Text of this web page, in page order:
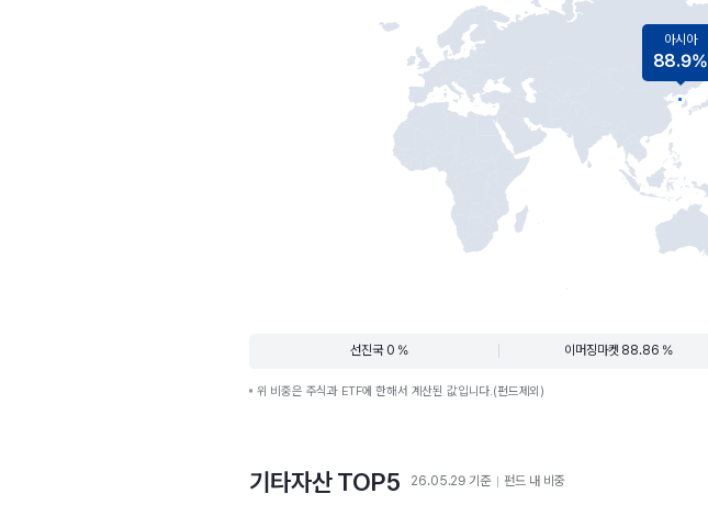
아시아
88.9%
선진국 0 % 이머징마켓 88.86 %
위 비중은 주식과 ETF에 한해서 계산된 값입니다.(펀드제외)
기타자산 TOP5 26.05.29 기준 펀드 내 비중